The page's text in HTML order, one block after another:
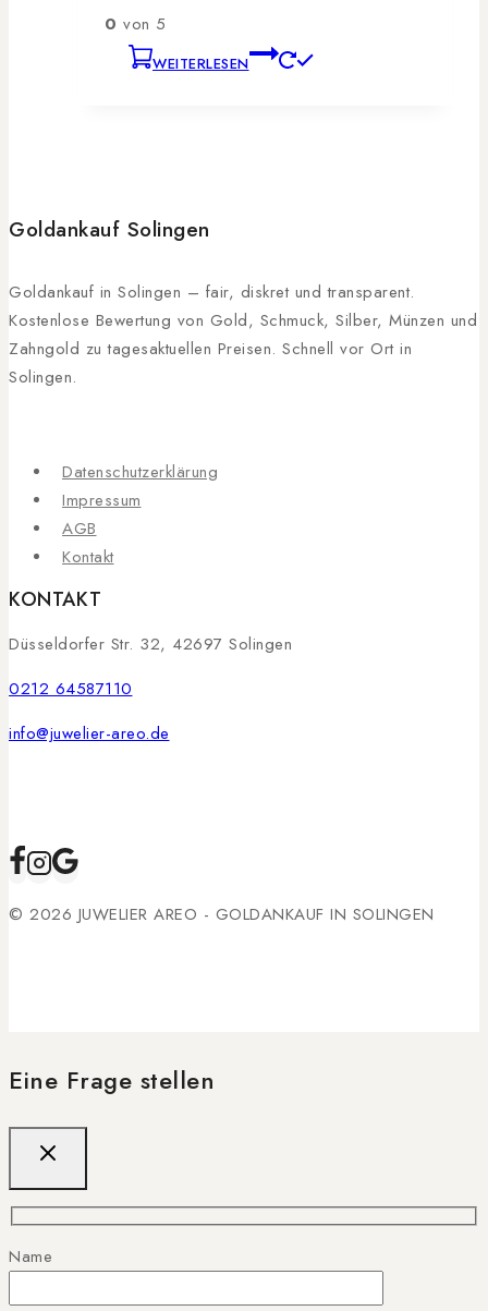
0 von 5
WEITERLESEN
Goldankauf Solingen
Goldankauf in Solingen – fair, diskret und transparent.
Kostenlose Bewertung von Gold, Schmuck, Silber, Münzen und
Zahngold zu tagesaktuellen Preisen. Schnell vor Ort in
Solingen.
Datenschutzerklärung
Impressum
AGB
Kontakt
KONTAKT
Düsseldorfer Str. 32, 42697 Solingen
0212 64587110
info@juwelier-areo.de
© 2026 JUWELIER AREO - GOLDANKAUF IN SOLINGEN
Eine Frage stellen
Name